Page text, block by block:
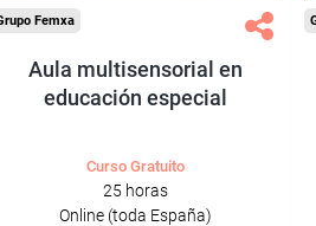
Femxa
Aula multisensorial en
educación especial
Curso Gratuito
25 horas
Online (toda España)